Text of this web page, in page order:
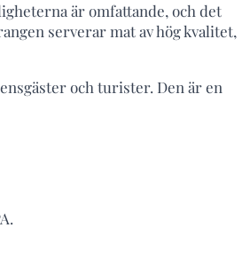
är omfattande, och det
serverar mat av hög kvalitet,
och turister. Den är en